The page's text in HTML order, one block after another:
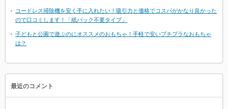
コードレス掃除機を安く手に入れたい！吸引力と価格でコスパがかなり良かった
ので口コミします！「紙パック不要タイプ」
子どもと公園で遊ぶのにオススメのおもちゃ！手軽で安いプチプラなおもちゃ
は？
最近のコメント